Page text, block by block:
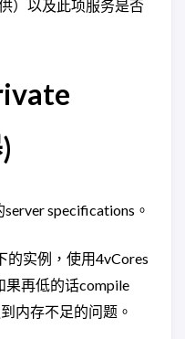
）以及此项服务是否
specifications。
的实例，使用4vCores
果再低的话compile
内存不足的问题。